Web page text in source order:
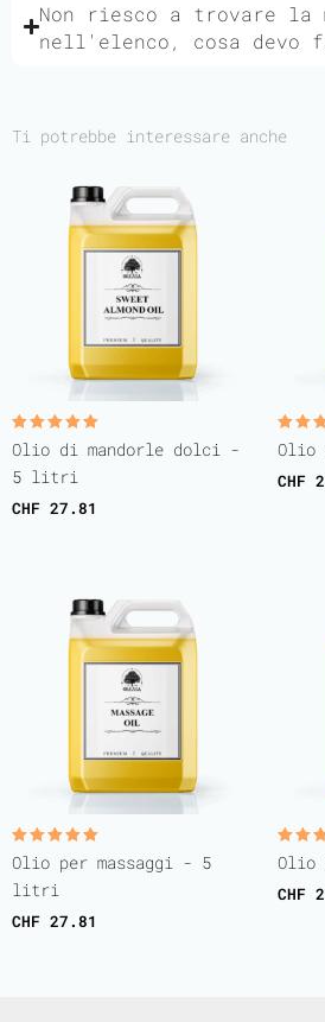
Non riesco a trovare la
nell'elenco, cosa devo
Ti potrebbe interessare anche
Rated
5.00
out of 5
Olio di mandorle dolci -
5 litri
CHF 27.81
Rated
5.00
CHF
Rated
5.00
out of 5
Olio per massaggi - 5
litri
CHF 27.81
Rated
5.00
CHF